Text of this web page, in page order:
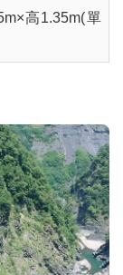
高1.35m(單